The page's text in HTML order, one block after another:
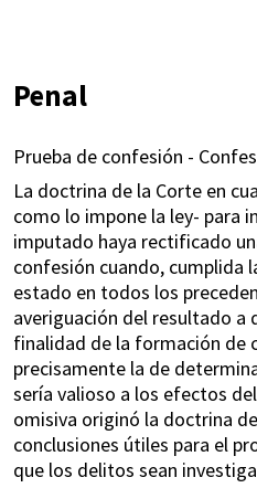
Penal
Prueba de confesión -
La doctrina de la Corte en
como lo impone la ley- para
imputado haya rectificado
confesión cuando, cumplida
estado en todos los
averiguación del resultado a
finalidad de la formación de
precisamente la de
sería valioso a los efectos
omisiva originó la doctrina
conclusiones útiles para el
que los delitos sean